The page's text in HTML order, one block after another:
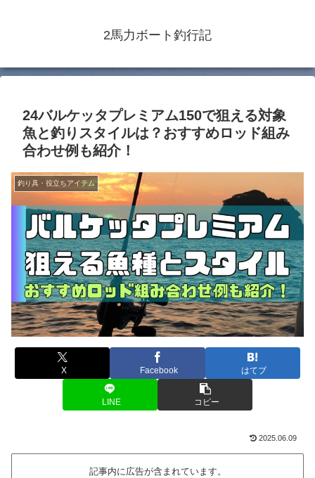
2馬力ボート釣行記
24バルケッタプレミアム150で狙える対象
魚と釣りスタイルは？おすすめロッド組み
合わせ例も紹介！
釣り具・役立ちアイテム
X Facebook はてブ
LINE コピー
2025.06.09
記事内に広告が含まれています。